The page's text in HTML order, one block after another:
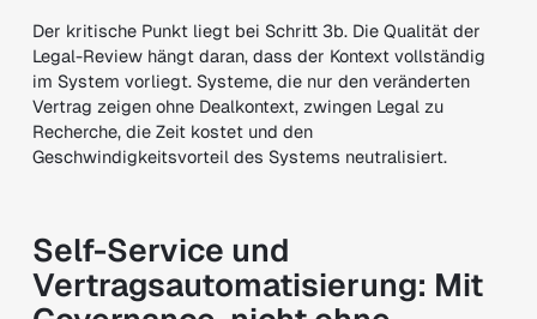
Der kritische Punkt liegt bei Schritt 3b. Die Qualität der
Legal-Review hängt daran, dass der Kontext vollständig
im System vorliegt. Systeme, die nur den veränderten
Vertrag zeigen ohne Dealkontext, zwingen Legal zu
Recherche, die Zeit kostet und den
Geschwindigkeitsvorteil des Systems neutralisiert.
Self-Service und
Vertragsautomatisierung: Mit